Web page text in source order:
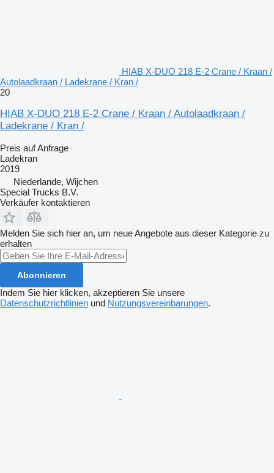
HIAB X-DUO 218 E-2 Crane / Kraan /
Autolaadkraan / Ladekrane / Kran /
20
HIAB X-DUO 218 E-2 Crane / Kraan / Autolaadkraan /
Ladekrane / Kran /
Preis auf Anfrage
Ladekran
2019
Niederlande, Wijchen
Special Trucks B.V.
Verkäufer kontaktieren
Melden Sie sich hier an, um neue Angebote aus dieser Kategorie zu
erhalten
Abonnieren
Indem Sie hier klicken, akzeptieren Sie unsere
Datenschutzrichtlinien und Nutzungsvereinbarungen.